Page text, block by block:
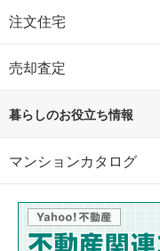
注文住宅
売却査定
暮らしのお役立ち情報
マンションカタログ